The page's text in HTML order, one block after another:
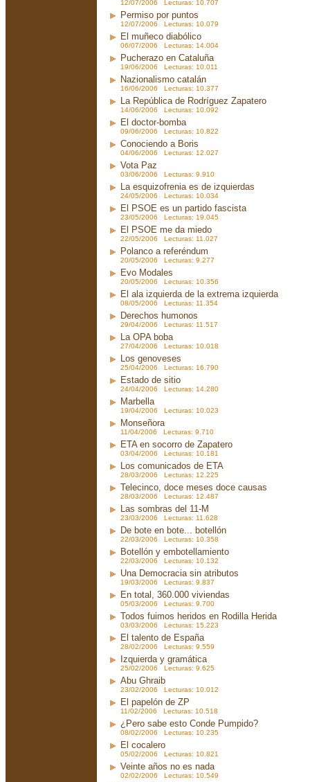
12/07/2006 Lecturas: 10.707
Permiso por puntos
12/07/2006 Lecturas: 10.079
El muñeco diabólico
06/07/2006 Lecturas: 14.004
Pucherazo en Cataluña
19/06/2006 Lecturas: 10.011
Nazionalismo catalán
16/06/2006 Lecturas: 10.377
La República de Rodríguez Zapatero
14/06/2006 Lecturas: 10.092
El doctor-bomba
09/06/2006 Lecturas: 10.822
Conociendo a Boris
04/06/2006 Lecturas: 12.027
Vota Paz
03/06/2006 Lecturas: 9.910
La esquizofrenia es de izquierdas
24/05/2006 Lecturas: 10.034
El PSOE es un partido fascista
23/05/2006 Lecturas: 19.045
El PSOE me da miedo
22/05/2006 Lecturas: 11.027
Polanco a referéndum
20/05/2006 Lecturas: 9.277
Evo Modales
20/05/2006 Lecturas: 10.356
El ala izquierda de la extrema izquierda
08/05/2006 Lecturas: 11.354
Derechos humonos
29/04/2006 Lecturas: 11.517
La OPA boba
27/04/2006 Lecturas: 10.018
Los genoveses
25/04/2006 Lecturas: 16.790
Estado de sitio
24/04/2006 Lecturas: 14.280
Marbella
19/04/2006 Lecturas: 10.023
Monseñora
11/04/2006 Lecturas: 9.710
ETA en socorro de Zapatero
03/04/2006 Lecturas: 10.181
Los comunicados de ETA
28/03/2006 Lecturas: 12.225
Telecinco, doce meses doce causas
28/03/2006 Lecturas: 12.487
Las sombras del 11-M
23/03/2006 Lecturas: 11.628
De bote en bote... botellón
22/03/2006 Lecturas: 10.358
Botellón y embotellamiento
22/03/2006 Lecturas: 10.132
Una Democracia sin atributos
19/03/2006 Lecturas: 9.837
En total, 360.000 viviendas
05/03/2006 Lecturas: 9.700
Todos fuimos heridos en Rodilla Herida
03/03/2006 Lecturas: 15.223
El talento de España
28/02/2006 Lecturas: 9.559
Izquierda y gramática
25/02/2006 Lecturas: 9.625
Abu Ghraib
23/02/2006 Lecturas: 10.012
El papelón de ZP
11/02/2006 Lecturas: 10.518
¿Pero sabe esto Conde Pumpido?
08/02/2006 Lecturas: 10.235
El cocalero
05/02/2006 Lecturas: 10.821
Veinte años no es nada
02/02/2006 Lecturas: 10.549